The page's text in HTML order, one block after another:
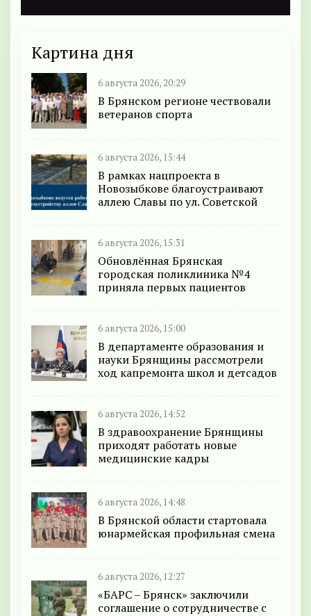
Картина дня
6 августа 2026, 20:29
В Брянском регионе чествовали
ветеранов спорта
6 августа 2026, 15:44
В рамках нацпроекта в
Новозыбкове благоустраивают
аллею Славы по ул. Советской
6 августа 2026, 15:31
Обновлённая Брянская
городская поликлиника №4
приняла первых пациентов
6 августа 2026, 15:00
В департаменте образования и
науки Брянщины рассмотрели
ход капремонта школ и детсадов
6 августа 2026, 14:52
В здравоохранение Брянщины
приходят работать новые
медицинские кадры
6 августа 2026, 14:48
В Брянской области стартовала
юнармейская профильная смена
6 августа 2026, 12:27
«БАРС – Брянск» заключили
соглашение о сотрудничестве с